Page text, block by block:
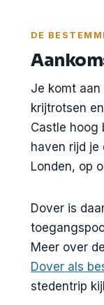
DE
Je komt
krijtrotsen
Castle hoog
haven rijd
Londen, op
Dover is
Meer over
Dover als
stedentrip